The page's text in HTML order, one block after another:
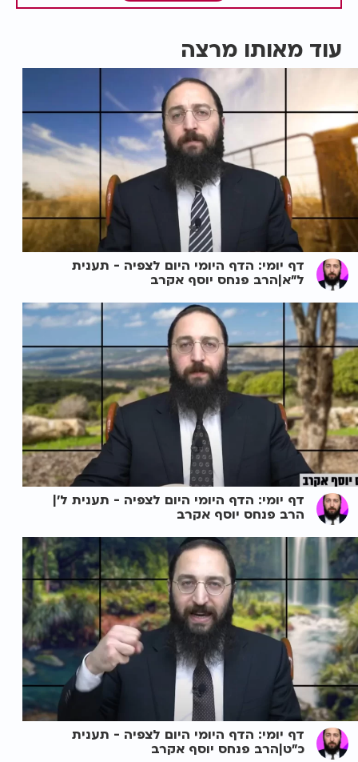
עוד מאותו מרצה
דף יומי: הדף היומי היום לצפיה - תענית
ל"א|הרב פנחס יוסף אקרב
דף יומי: הדף היומי היום לצפיה - תענית ל'|
הרב פנחס יוסף אקרב
דף יומי: הדף היומי היום לצפיה - תענית
כ"ט|הרב פנחס יוסף אקרב